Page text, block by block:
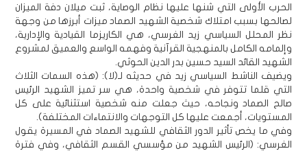
الحرب الأولى التي شنها عليها نظام الوصاية، ثبت ميلان دفة الميزان
لصالحها بسبب امتلاك شخصية الشهيد الصماد ميزات أبرزها من وجهة
نظر المحلل السياسي زيد الغرسي، هي الكاريزما القيادية والإدارية،
وإلمامه الكامل بالمنهجية القرآنية وفهمه الواسع والعميق لمشروع
الشهيد القائد السيد حسين بدر الدين الحوثي.
ويضيف الناشط السياسي زيد في حديثه لـ(لا): (هذه السمات الثلاث
التي قلما تتوفر في شخصية واحدة، هي سر تميز الشهيد الرئيس
صالح الصماد ونجاحه، حيث جعلت منه شخصية استثنائية على كل
المستويات، أجمعت عليها كل التوجهات والانتماءات المختلفة).
وفي ما يخص تأثير الدور الثقافي للشهيد الصماد في المسيرة يقول
الغرسي: (الرئيس الشهيد من مؤسسي القسم الثقافي، وفي فترة